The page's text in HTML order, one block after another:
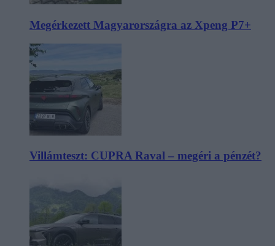
Megérkezett Magyarországra az Xpeng P7+
Villámteszt: CUPRA Raval – megéri a pénzét?